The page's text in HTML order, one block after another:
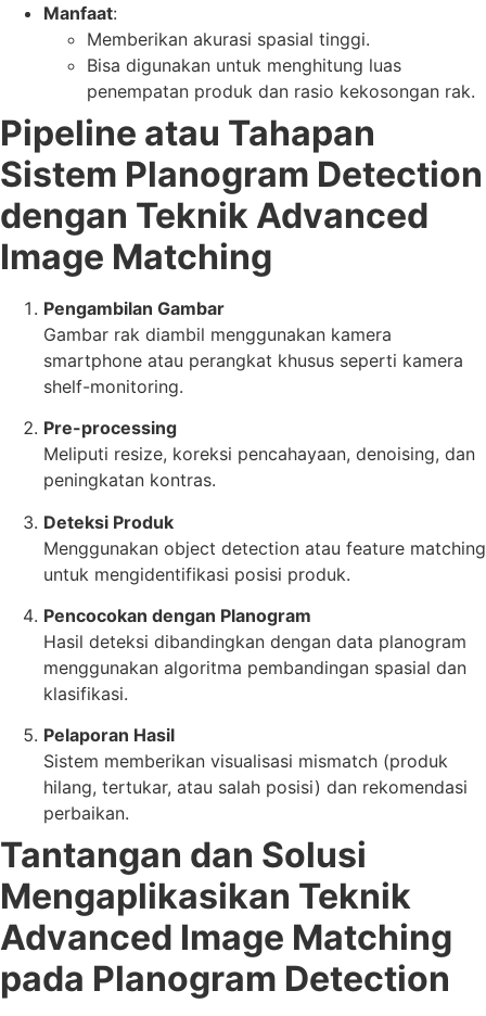
Manfaat:
Memberikan akurasi spasial tinggi.
Bisa digunakan untuk menghitung luas
penempatan produk dan rasio kekosongan rak.
Pipeline atau Tahapan
Sistem Planogram Detection
dengan Teknik Advanced
Image Matching
Pengambilan Gambar
Gambar rak diambil menggunakan kamera
smartphone atau perangkat khusus seperti kamera
shelf-monitoring.
Pre-processing
Meliputi resize, koreksi pencahayaan, denoising, dan
peningkatan kontras.
Deteksi Produk
Menggunakan object detection atau feature matching
untuk mengidentifikasi posisi produk.
Pencocokan dengan Planogram
Hasil deteksi dibandingkan dengan data planogram
menggunakan algoritma pembandingan spasial dan
klasifikasi.
Pelaporan Hasil
Sistem memberikan visualisasi mismatch (produk
hilang, tertukar, atau salah posisi) dan rekomendasi
perbaikan.
Tantangan dan Solusi
Mengaplikasikan Teknik
Advanced Image Matching
pada Planogram Detection